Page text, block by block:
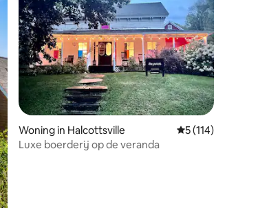
Woning in Halcottsville Gemiddelde
5 (114)
Luxe boerderij op de veranda